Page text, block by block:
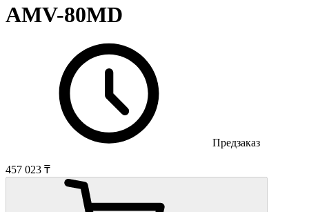
AMV-80MD
Предзаказ
457 023 ₸